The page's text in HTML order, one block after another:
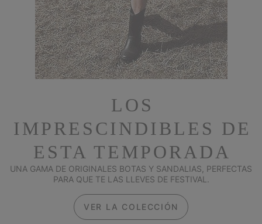
LOS
IMPRESCINDIBLES DE
ESTA TEMPORADA
UNA GAMA DE ORIGINALES BOTAS Y SANDALIAS, PERFECTAS
PARA QUE TE LAS LLEVES DE FESTIVAL.
VER LA COLECCIÓN